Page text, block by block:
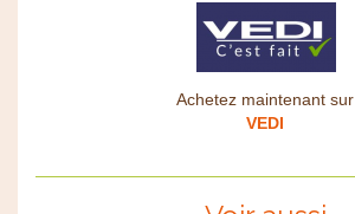
Achetez maintenant sur
VEDI